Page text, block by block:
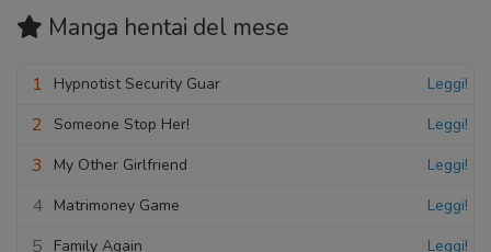
Manga hentai del mese
1 Hypnotist Security Guar Leggi!
2 Someone Stop Her! Leggi!
3 My Other Girlfriend Leggi!
4 Matrimoney Game Leggi!
5 Family Again Leggi!